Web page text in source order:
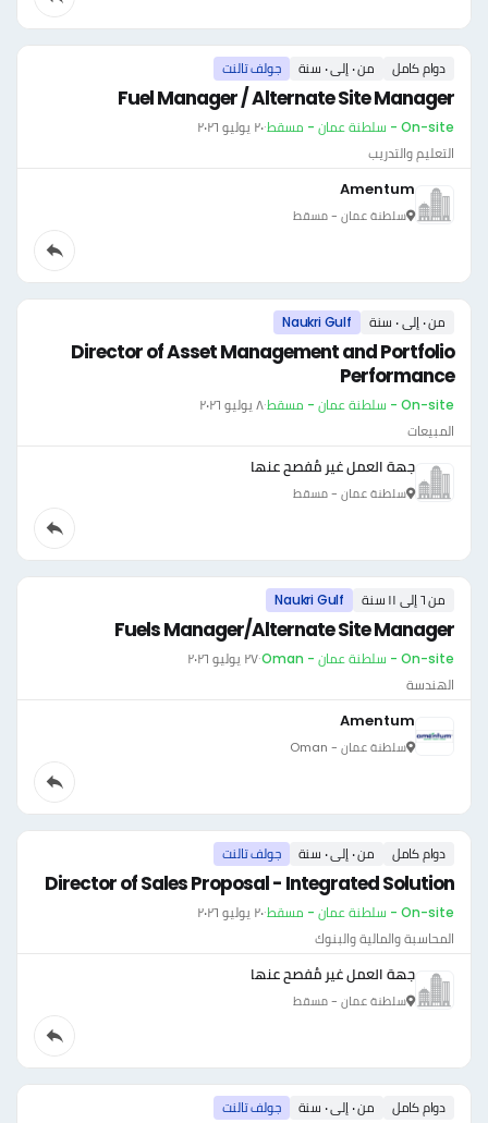
دوام كامل من ٠ إلى ٠ سنة جولف تالنت
Fuel Manager / Alternate Site Manager
On-site - سلطنة عمان - مسقط ·٢٠ يوليو ٢٠٢٦
التعليم والتدريب
Amentum
سلطنة عمان - مسقط
من ٠ إلى ٠ سنة Naukri Gulf
Director of Asset Management and Portfolio
Performance
On-site - سلطنة عمان - مسقط ·٨ يوليو ٢٠٢٦
المبيعات
جهة العمل غير مُفصح عنها
سلطنة عمان - مسقط
من ٦ إلى ١١ سنة Naukri Gulf
Fuels Manager/Alternate Site Manager
On-site - سلطنة عمان - Oman ·٢٧ يوليو ٢٠٢٦
الهندسة
Amentum
سلطنة عمان - Oman
دوام كامل من ٠ إلى ٠ سنة جولف تالنت
Director of Sales Proposal - Integrated Solution
On-site - سلطنة عمان - مسقط ·٢٠ يوليو ٢٠٢٦
المحاسبة والمالية والبنوك
جهة العمل غير مُفصح عنها
سلطنة عمان - مسقط
دوام كامل من ٠ إلى ٠ سنة جولف تالنت